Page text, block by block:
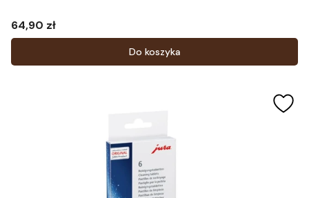
Cena
64,90 zł
Do koszyka